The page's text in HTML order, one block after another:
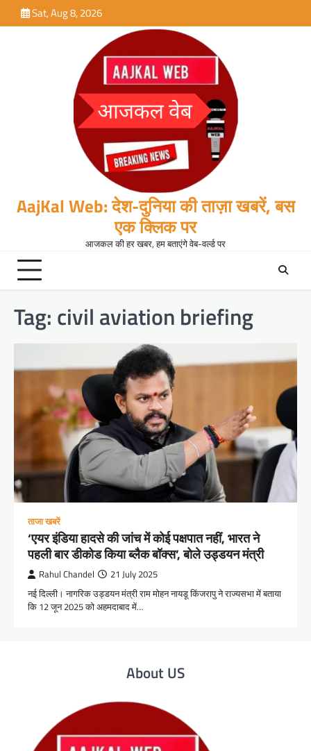
to
Sat, Aug 8, 2026
AajKal Web: देश-दुनिया की ताज़ा खबरें, बस
एक क्लिक पर
आजकल की हर खबर, हम बताएंगे वेब-वर्ल्ड पर
Tag: civil aviation briefing
ताजा खबरें
‘एयर इंडिया हादसे की जांच में कोई पक्षपात नहीं, भारत ने
पहली बार डीकोड किया ब्लैक बॉक्स’, बोले उड्डयन मंत्री
Rahul Chandel 21 July 2025
नई दिल्ली। नागरिक उड्डयन मंत्री राम मोहन नायडू किंजरापु ने राज्यसभा में बताया
कि 12 जून 2025 को अहमदाबाद में…
About US